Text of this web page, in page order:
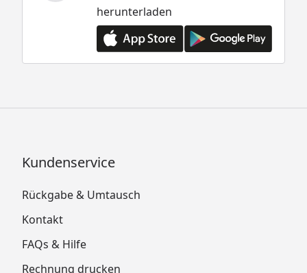
herunterladen
Kundenservice
Rückgabe & Umtausch
Kontakt
FAQs & Hilfe
Rechnung drucken